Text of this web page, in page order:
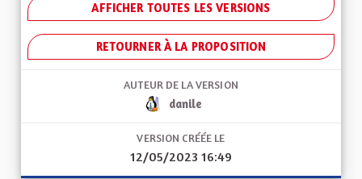
AFFICHER TOUTES LES VERSIONS
RETOURNER À LA PROPOSITION
AUTEUR DE LA VERSION
danile
VERSION CRÉÉE LE
12/05/2023 16:49